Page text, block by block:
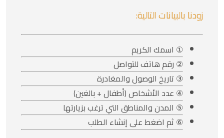
زودنا بالبيانات التالية:
① اسمك الكريم
② رقم هاتف للتواصل
③ تاريخ الوصول والمغادرة
④ عدد الأشخاص (أطفال + بالغين)
⑤ المدن والمناطق التي ترغب بزيارتها
⑥ ثم اضغط على إنشاء الطلب